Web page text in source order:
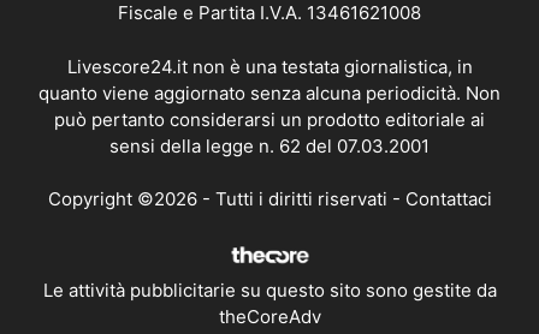
Fiscale e Partita I.V.A. 13461621008
Livescore24.it non è una testata giornalistica, in
quanto viene aggiornato senza alcuna periodicità. Non
può pertanto considerarsi un prodotto editoriale ai
sensi della legge n. 62 del 07.03.2001
Copyright ©2026 - Tutti i diritti riservati - Contattaci
Le attività pubblicitarie su questo sito sono gestite da
theCoreAdv